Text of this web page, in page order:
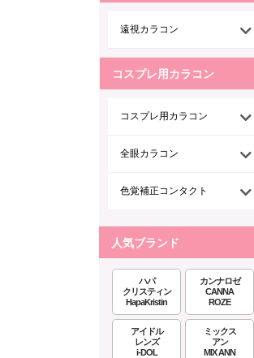
遠視カラコン
コスプレ用カラコン
コスプレ用カラコン
全眼カラコン
色覚補正コンタクト
人気ブランド
ハパ
クリスティン
HapaKristin
カンナロゼ
CANNA
ROZE
アイドル
レンズ
i-DOL
ミックス
アン
MIX ANN